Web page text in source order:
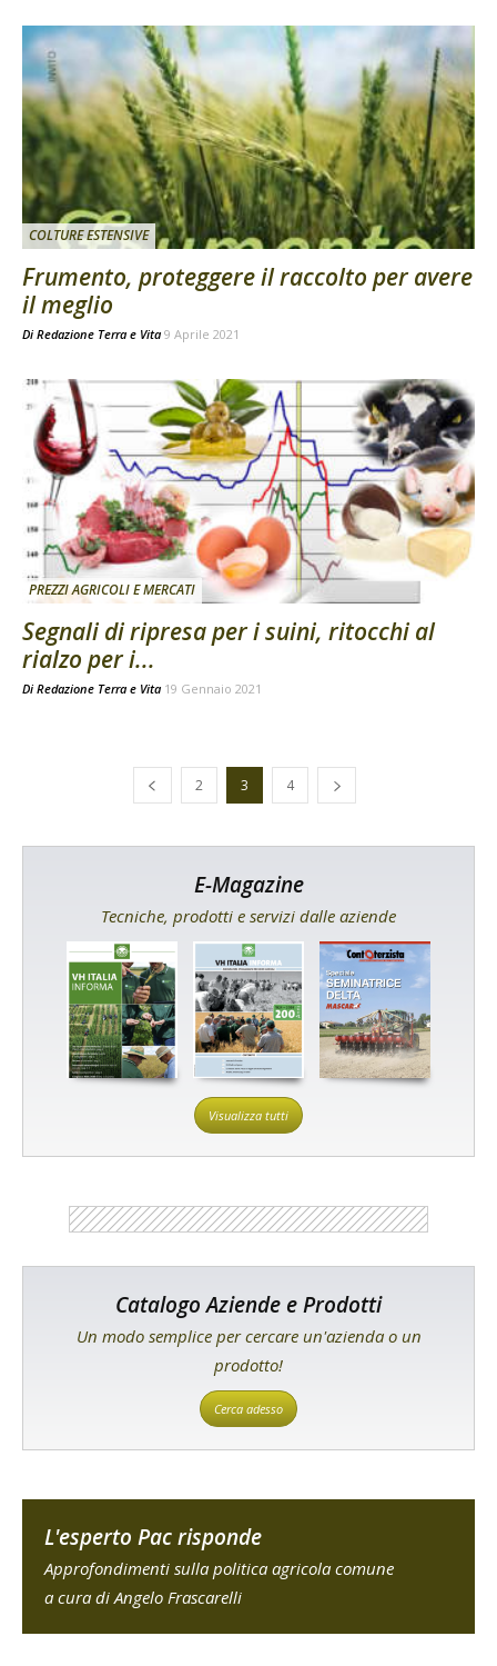
COLTURE ESTENSIVE
Frumento, proteggere il raccolto per avere
il meglio
Di Redazione Terra e Vita 9 Aprile 2021
PREZZI AGRICOLI E MERCATI
Segnali di ripresa per i suini, ritocchi al
rialzo per i...
Di Redazione Terra e Vita 19 Gennaio 2021
2 3 4
E-Magazine
Tecniche, prodotti e servizi dalle aziende
Visualizza tutti
Catalogo Aziende e Prodotti
Un modo semplice per cercare un'azienda o un
prodotto!
Cerca adesso
L'esperto Pac risponde
Approfondimenti sulla politica agricola comune
a cura di Angelo Frascarelli